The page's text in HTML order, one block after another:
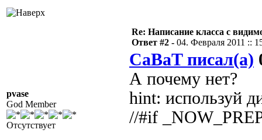
pvase
God Member
Отсутствует
Re: Написание класса с
Ответ #2 - 04. Февраля 2011 ::
CaBaT писал(а)
А почему нет?
hint: используй
//#if